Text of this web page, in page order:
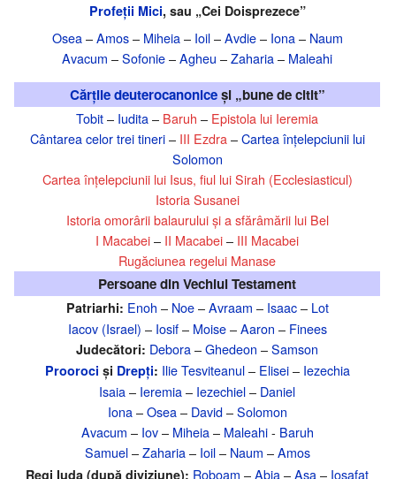
Profeții Mici, sau „Cei Doisprezece”
Osea–Amos– Miheia– Ioil–Avdie– Iona– Naum
Avacum –Sofonie–Agheu –Zaharia– Maleahi
Cărțile deuterocanoniceși „bune de citit”
Tobit– Iudita– Baruh – Epistola lui Ieremia
Cântarea celor trei tineri– III Ezdra –Cartea înțelepciunii lui
Solomon
Cartea înțelepciunii lui Isus, fiul lui Sirah (Ecclesiasticul)
Istoria Susanei
Istoria omorârii balaurului și a sfărâmării lui Bel
I Macabei– II Macabei– III Macabei
Rugăciunea regelui Manase
Persoane din Vechiul Testament
Patriarhi: Enoh – Noe–Avraam – Isaac– Lot
Iacov (Israel) – Iosif– Moise–Aaron – Finees
Judecători: Debora–Ghedeon –Samson
Prooroci și Drepți: Ilie Tesviteanul– Elisei– Iezechia
Isaia– Ieremia– Iezechiel– Daniel
Iona–Osea– David–Solomon
Avacum – Iov– Miheia– Maleahi- Baruh
Samuel–Zaharia– Ioil– Naum –Amos
Regi Iuda (după diviziune): Roboam –Abia–Asa– Iosafat